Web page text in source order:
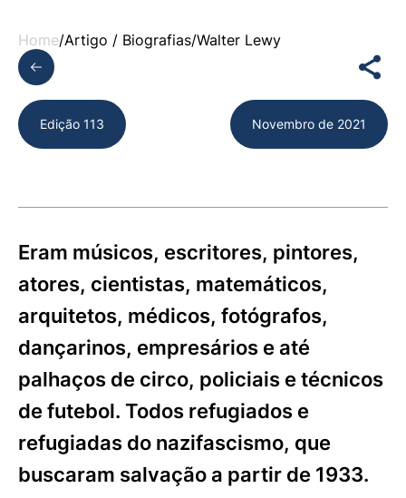
Home/Artigo / Biografias/Walter Lewy
Edição 113 Novembro de 2021
Eram músicos, escritores, pintores,
atores, cientistas, matemáticos,
arquitetos, médicos, fotógrafos,
dançarinos, empresários e até
palhaços de circo, policiais e técnicos
de futebol. Todos refugiados e
refugiadas do nazifascismo, que
buscaram salvação a partir de 1933.